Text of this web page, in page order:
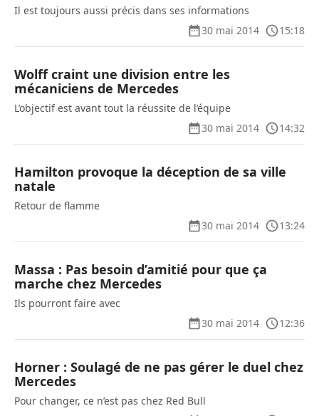
Il est toujours aussi précis dans ses informations
30 mai 2014
15:18
Wolff craint une division entre les
mécaniciens de Mercedes
L’objectif est avant tout la réussite de l’équipe
30 mai 2014
14:32
Hamilton provoque la déception de sa ville
natale
Retour de flamme
30 mai 2014
13:24
Massa : Pas besoin d’amitié pour que ça
marche chez Mercedes
Ils pourront faire avec
30 mai 2014
12:36
Horner : Soulagé de ne pas gérer le duel chez
Mercedes
Pour changer, ce n’est pas chez Red Bull